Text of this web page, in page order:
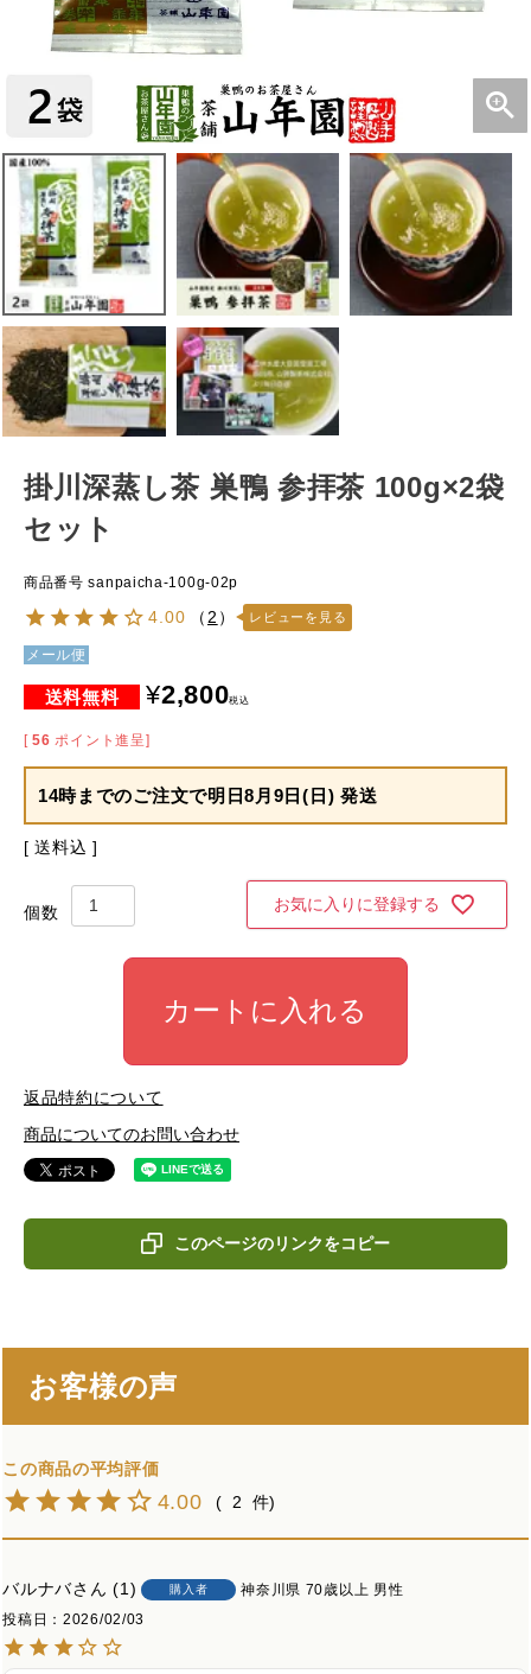
掛川深蒸し茶 巣鴨 参拝茶 100g×2袋
セット
商品番号 sanpaicha-100g-02p
4.00 （ 2 ） レビューを見る
メール便
¥2,800税込
[ 56 ポイント進呈]
14時までのご注文で明日8月9日(日) 発送
送料込
お気に入りに登録する
カートに入れる
返品特約について
商品についてのお問い合わせ
このページのリンクをコピー
お客様の声
4.00 2
バルナバ 1 購入者 神奈川県 70歳以上 男性
投稿日
2026/02/03